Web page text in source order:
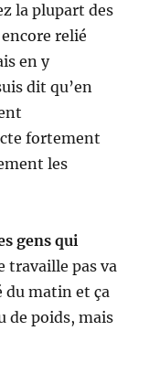
la plupart des
relié
en y
dit qu’en
fortement
les
gens qui
travaille pas va
du matin et ça
de poids, mais